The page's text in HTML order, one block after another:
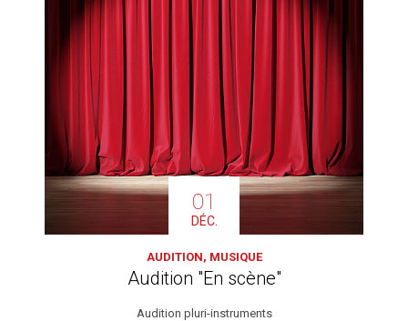
01
DÉC.
AUDITION, MUSIQUE
Audition "En scène"
Audition pluri-instruments